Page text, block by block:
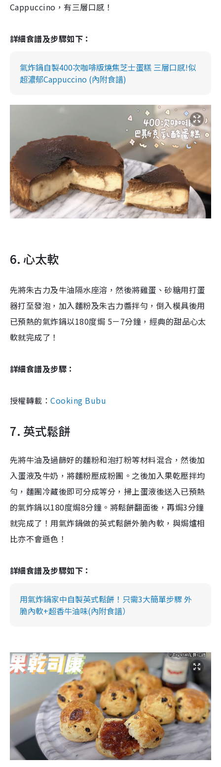
Cappuccino，有三層口感！
詳細食譜及步驟如下：
氣炸鍋自製400次咖啡版燒焦芝士蛋糕 三層口感!似
超濃郁Cappuccino (內附食譜)
6. 心太軟
先將朱古力及牛油隔水座溶，然後將雞蛋、砂糖用打蛋
器打至發泡，加入麵粉及朱古力醬拌勻，倒入模具後用
已預熱的氣炸鍋以180度焗 5－7分鐘，經典的甜品心太
軟就完成了！
詳細食譜及步驟：
授權轉載：Cooking Bubu
7. 英式鬆餅
先將牛油及過篩好的麵粉和泡打粉等材料混合，然後加
入蛋液及牛奶，將麵粉壓成粉團。之後加入果乾壓拌均
勻，麵團冷藏後即可分成等分，掃上蛋液後送入已預熱
的氣炸鍋以180度焗8分鐘。將鬆餅翻面後，再焗3分鐘
就完成了！用氣炸鍋做的英式鬆餅外脆內軟，與焗爐相
比亦不會遜色！
詳細食譜及步驟如下：
用氣炸鍋家中自製英式鬆餅！只需3大簡單步驟 外
脆內軟+超香牛油味(內附食譜）